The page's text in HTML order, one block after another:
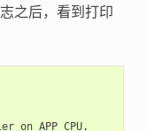
之后，看到打印
on APP CPU.